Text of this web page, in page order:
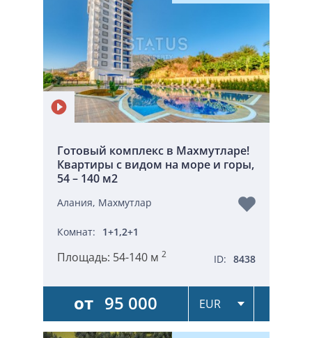
Готовый комплекс в Махмутларе!
Квартиры с видом на море и горы,
54 – 140 м2
Алания, Махмутлар
Комнат: 1+1,2+1
Площадь: 54-140 м 2 ID: 8438
от 95 000